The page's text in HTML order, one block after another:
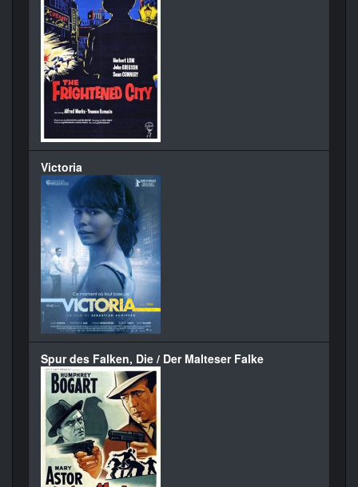
Victoria
Spur des Falken, Die / Der Malteser Falke